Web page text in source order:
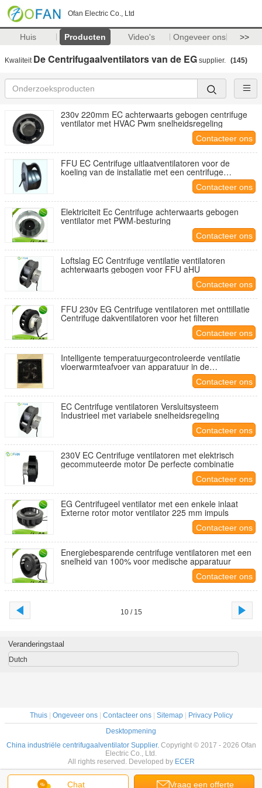
Ofan Electric Co., Ltd
Huis Producten Video's Ongeveer ons >>
Kwaliteit De Centrifugaalventilators van de EG supplier. (145)
230v 220mm EC achterwaarts gebogen centrifuge
ventilator met HVAC Pwm snelheidsregeling
Contacteer ons
FFU EC Centrifuge uitlaatventilatoren voor de
koeling van de installatie met een centrifuge
Contacteer ons
Elektriciteit Ec Centrifuge achterwaarts gebogen
ventilator met PWM-besturing
Contacteer ons
Loftslag EC Centrifuge ventilatie ventilatoren
achterwaarts gebogen voor FFU aHU
Contacteer ons
FFU 230v EG Centrifuge ventilatoren met onttillatie
Centrifuge dakventilatoren voor het filteren
Contacteer ons
Intelligente temperatuurgecontroleerde ventilatie
vloerwarmteafvoer van apparatuur in de
Contacteer ons
EC Centrifuge ventilatoren Versluitsysteem
Industrieel met variabele snelheidsregeling
Contacteer ons
230V EC Centrifuge ventilatoren met elektrisch
gecommuteerde motor De perfecte combinatie
Contacteer ons
EG Centrifugeel ventilator met een enkele inlaat
Externe rotor motor ventilator 225 mm impuls
Contacteer ons
Energiebesparende centrifuge ventilatoren met een
snelheid van 100% voor medische apparatuur
Contacteer ons
10 / 15
Chat Vraag een offerte
Veranderingstaal
Dutch
Thuis| Ongeveer ons| Contacteer ons| Sitemap|
Privacy Policy
Desktopmening
China industriële centrifugaalventilator Supplier. Copyright © 2017 - 2026 Ofan
Electric Co., Ltd.
All rights reserved. Developed by ECER